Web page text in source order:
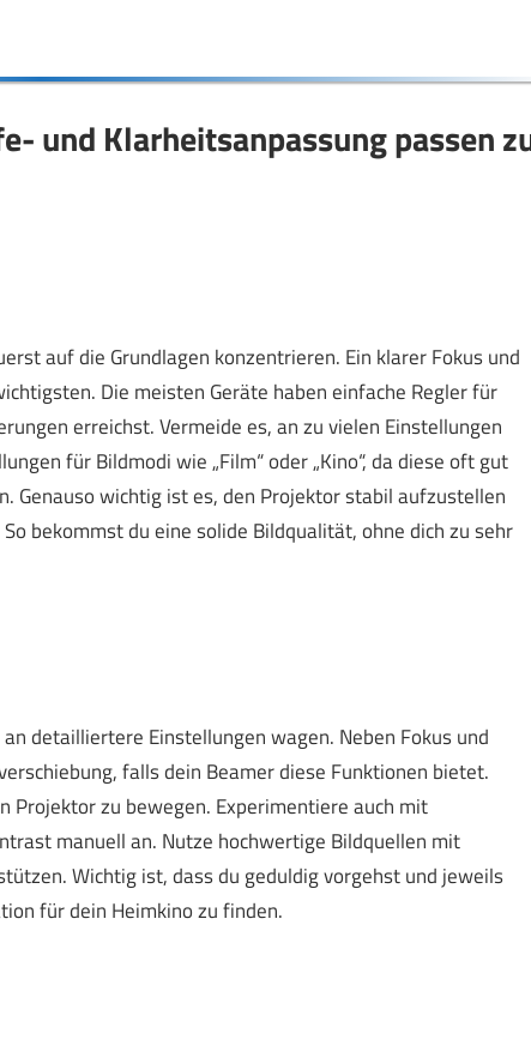
und Klarheitsanpassung passen
auf die Grundlagen konzentrieren. Ein klarer Fokus und
Die meisten Geräte haben einfache Regler für
erreichst. Vermeide es, an zu vielen Einstellungen
für Bildmodi wie „Film“ oder „Kino“, da diese oft gut
Genauso wichtig ist es, den Projektor stabil aufzustellen
bekommst du eine solide Bildqualität, ohne dich zu sehr
detailliertere Einstellungen wagen. Neben Fokus und
falls dein Beamer diese Funktionen bietet.
Projektor zu bewegen. Experimentiere auch mit
manuell an. Nutze hochwertige Bildquellen mit
Wichtig ist, dass du geduldig vorgehst und jeweils
für dein Heimkino zu finden.